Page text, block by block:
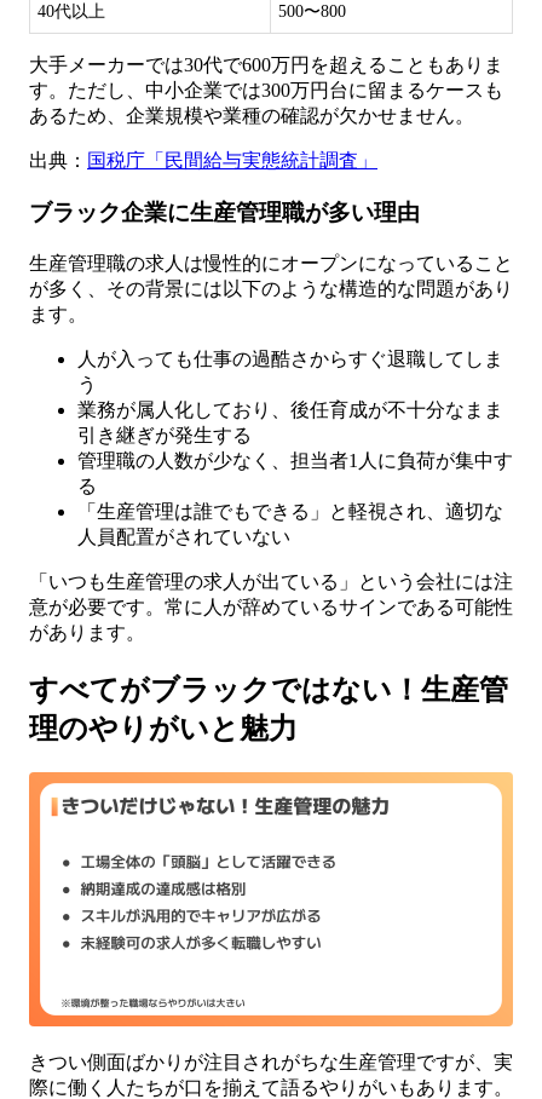
40代以上 500〜800
大手メーカーでは30代で600万円を超えることもありま
す。ただし、中小企業では300万円台に留まるケースも
あるため、企業規模や業種の確認が欠かせません。
出典： 国税庁「民間給与実態統計調査」
ブラック企業に生産管理職が多い理由
生産管理職の求人は慢性的にオープンになっていること
が多く、その背景には以下のような構造的な問題があり
ます。
人が入っても仕事の過酷さからすぐ退職してしま
う
業務が属人化しており、後任育成が不十分なまま
引き継ぎが発生する
管理職の人数が少なく、担当者1人に負荷が集中す
る
「生産管理は誰でもできる」と軽視され、適切な
人員配置がされていない
「いつも生産管理の求人が出ている」という会社には注
意が必要です。常に人が辞めているサインである可能性
があります。
すべてがブラックではない！生産管
理のやりがいと魅力
きつい側面ばかりが注目されがちな生産管理ですが、実
際に働く人たちが口を揃えて語るやりがいもあります。